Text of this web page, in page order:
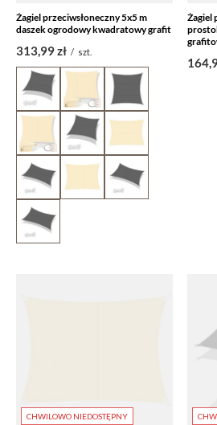
Żagiel przeciwsłoneczny 5x5 m
daszek ogrodowy kwadratowy grafit
313,99 zł / szt.
Żagiel
CHWILOWO NIEDOSTĘPNY